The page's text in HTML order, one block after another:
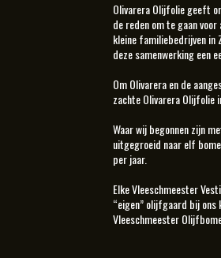
Olivarera Olijfolie geeft
de reden om te gaan
kleine familiebedrijven in
deze samenwerking een
Om Olivarera en de
zachte Olivarera Olijfolie
Waar wij begonnen zijn
uitgegroeid naar elf
per jaar.
Elke Vleeschmeester
“eigen” olijfgaard bij ons
Vleeschmeester